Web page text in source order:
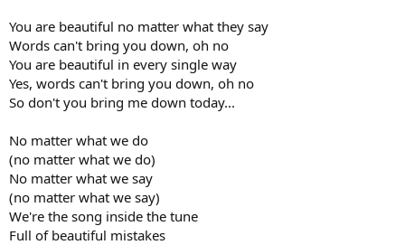
You are beautiful no matter what they say
Words can't bring you down, oh no
You are beautiful in every single way
Yes, words can't bring you down, oh no
So don't you bring me down today...
No matter what we do
(no matter what we do)
No matter what we say
(no matter what we say)
We're the song inside the tune
Full of beautiful mistakes